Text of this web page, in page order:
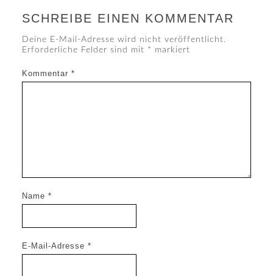
SCHREIBE EINEN KOMMENTAR
Deine E-Mail-Adresse wird nicht veröffentlicht.
Erforderliche Felder sind mit * markiert
Kommentar *
Name *
E-Mail-Adresse *